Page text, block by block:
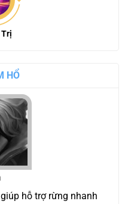
HỔ
hỗ trợ rừng nhanh